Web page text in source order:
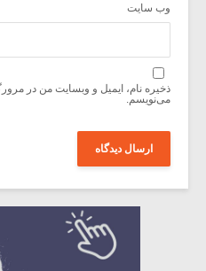
وب‌ سایت
ذخیره نام، ایمیل و وبسایت من در
می‌نویسم.